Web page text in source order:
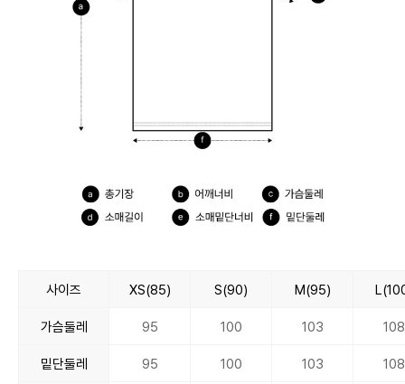
사이즈 XS(85) S(90) M(95)
가슴둘레 95 100 103 108
밑단둘레 95 100 103 108